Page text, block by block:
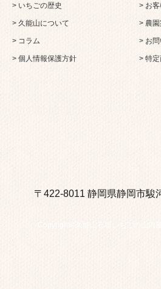
> いちごの歴史 > お
> 久能山について > 農園
> コラム > お
> 個人情報保護方針 > 特
〒422-8011 静岡県静岡市駿
Copyright©久能山石垣いちごの山内